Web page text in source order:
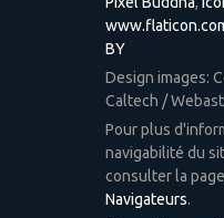
BY
Design images:
Caltech /
Pour plus
navigabilité du
consulter la
Navigateurs.